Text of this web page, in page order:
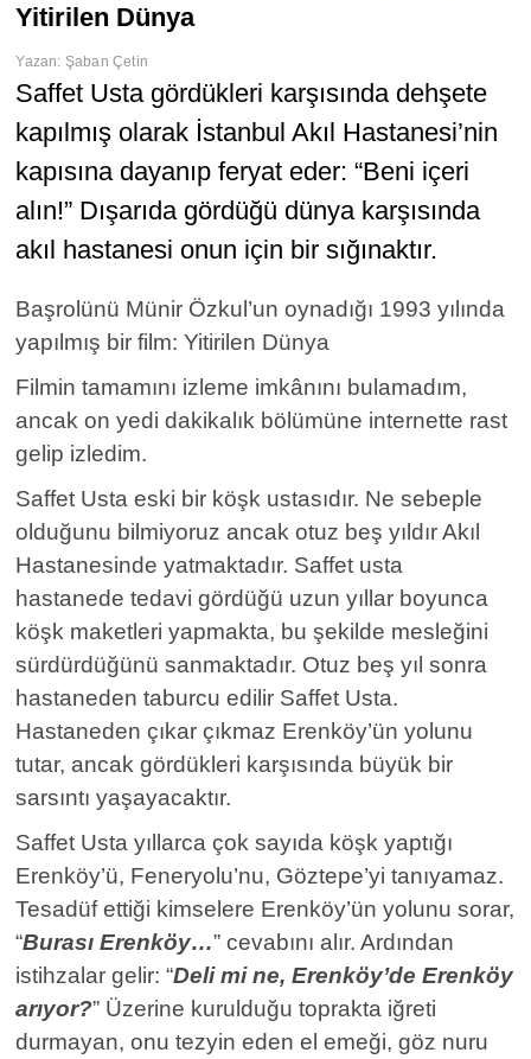
Yitirilen Dünya
Yazan: Şaban Çetin
Saffet Usta gördükleri karşısında dehşete
kapılmış olarak İstanbul Akıl Hastanesi’nin
kapısına dayanıp feryat eder: “Beni içeri
alın!” Dışarıda gördüğü dünya karşısında
akıl hastanesi onun için bir sığınaktır.
Başrolünü Münir Özkul’un oynadığı 1993 yılında
yapılmış bir film: Yitirilen Dünya
Filmin tamamını izleme imkânını bulamadım,
ancak on yedi dakikalık bölümüne internette rast
gelip izledim.
Saffet Usta eski bir köşk ustasıdır. Ne sebeple
olduğunu bilmiyoruz ancak otuz beş yıldır Akıl
Hastanesinde yatmaktadır. Saffet usta
hastanede tedavi gördüğü uzun yıllar boyunca
köşk maketleri yapmakta, bu şekilde mesleğini
sürdürdüğünü sanmaktadır. Otuz beş yıl sonra
hastaneden taburcu edilir Saffet Usta.
Hastaneden çıkar çıkmaz Erenköy’ün yolunu
tutar, ancak gördükleri karşısında büyük bir
sarsıntı yaşayacaktır.
Saffet Usta yıllarca çok sayıda köşk yaptığı
Erenköy’ü, Feneryolu’nu, Göztepe’yi tanıyamaz.
Tesadüf ettiği kimselere Erenköy’ün yolunu sorar,
“Burası Erenköy…” cevabını alır. Ardından
istihzalar gelir: “Deli mi ne, Erenköy’de Erenköy
arıyor?” Üzerine kurulduğu toprakta iğreti
durmayan, onu tezyin eden el emeği, göz nuru